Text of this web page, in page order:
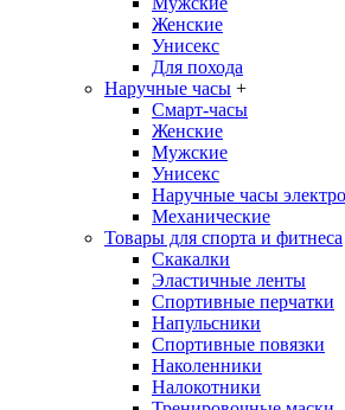
Женские
Унисекс
Для похода
Наручные часы +
Смарт-часы
Женские
Мужские
Унисекс
Наручные часы
Механические
Товары для спорта и фитнеса
Скакалки
Эластичные ленты
Спортивные перчатки
Напульсники
Спортивные повязки
Наколенники
Налокотники